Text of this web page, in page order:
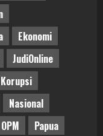
Ekonomi
JudiOnline
Korupsi
Nasional
OPM
Papua